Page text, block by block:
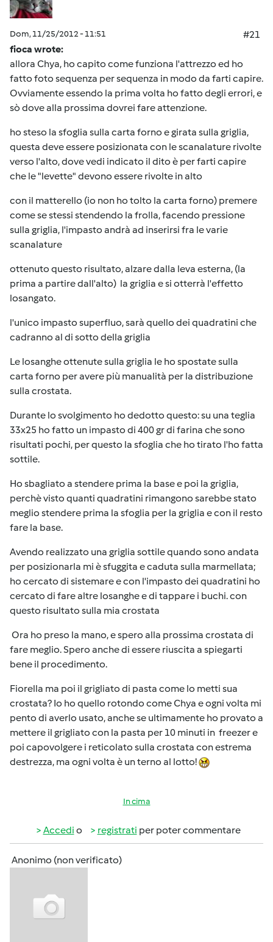
Dom, 11/25/2012 - 11:51
#21
fioca wrote:
allora Chya, ho capito come funziona l'attrezzo ed ho
fatto foto sequenza per sequenza in modo da farti capire.
Ovviamente essendo la prima volta ho fatto degli errori, e
sò dove alla prossima dovrei fare attenzione.
ho steso la sfoglia sulla carta forno e girata sulla griglia,
questa deve essere posizionata con le scanalature rivolte
verso l'alto, dove vedi indicato il dito è per farti capire
che le "levette" devono essere rivolte in alto
con il matterello (io non ho tolto la carta forno) premere
come se stessi stendendo la frolla, facendo pressione
sulla griglia, l'impasto andrà ad inserirsi fra le varie
scanalature
ottenuto questo risultato, alzare dalla leva esterna, (la
prima a partire dall'alto) la griglia e si otterrà l'effetto
losangato.
l'unico impasto superfluo, sarà quello dei quadratini che
cadranno al di sotto della griglia
Le losanghe ottenute sulla griglia le ho spostate sulla
carta forno per avere più manualità per la distribuzione
sulla crostata.
Durante lo svolgimento ho dedotto questo: su una teglia
33x25 ho fatto un impasto di 400 gr di farina che sono
risultati pochi, per questo la sfoglia che ho tirato l'ho fatta
sottile.
Ho sbagliato a stendere prima la base e poi la griglia,
perchè visto quanti quadratini rimangono sarebbe stato
meglio stendere prima la sfoglia per la griglia e con il resto
fare la base.
Avendo realizzato una griglia sottile quando sono andata
per posizionarla mi è sfuggita e caduta sulla marmellata;
ho cercato di sistemare e con l'impasto dei quadratini ho
cercato di fare altre losanghe e di tappare i buchi. con
questo risultato sulla mia crostata
Ora ho preso la mano, e spero alla prossima crostata di
fare meglio. Spero anche di essere riuscita a spiegarti
bene il procedimento.
Fiorella ma poi il grigliato di pasta come lo metti sua
crostata? Io ho quello rotondo come Chya e ogni volta mi
pento di averlo usato, anche se ultimamente ho provato a
mettere il grigliato con la pasta per 10 minuti in freezer e
poi capovolgere i reticolato sulla crostata con estrema
destrezza, ma ogni volta è un terno al lotto!
In cima
Accedi o registrati per poter commentare
Anonimo (non verificato)